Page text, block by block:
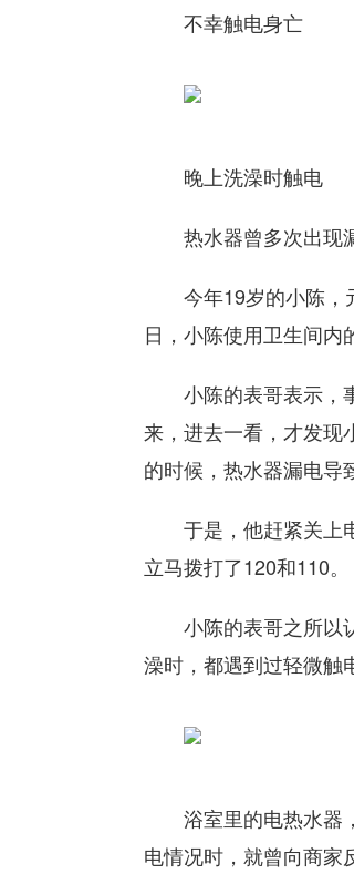
不幸触电身亡
晚上洗澡时触电
热水器曾多次出现漏
今年19岁的小陈，
日，小陈使用卫生间内
小陈的表哥表示，事
来，进去一看，才发现
的时候，热水器漏电导
于是，他赶紧关上电
立马拨打了120和110。
小陈的表哥之所以认
澡时，都遇到过轻微触
浴室里的电热水器，
电情况时，就曾向商家